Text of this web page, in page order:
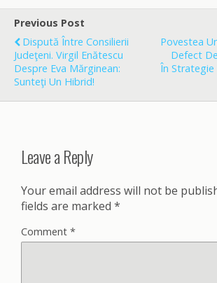
b
o
o
k
l
e
Previous Post
Dispută Între Consilierii
Judeţeni. Virgil Enătescu
Despre Eva Mărginean:
Sunteţi Un Hibrid!
Povestea
Defect
În
Leave a Reply
Your email address will not be
fields are marked *
Comment *